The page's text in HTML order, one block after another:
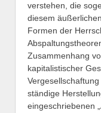
verstehen, die
diesem
Formen der
Zusammenhang
kapitalistischer
ständige
eingeschriebenen